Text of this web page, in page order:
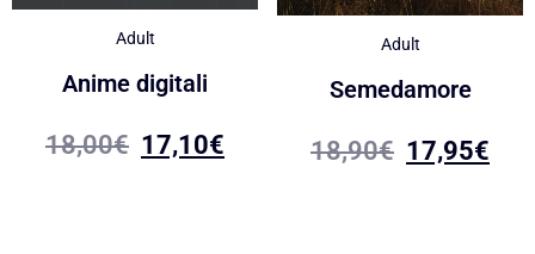
Adult
Anime digitali
18,00€ 17,10€
Adult
Semedamore
18,90€ 17,95€